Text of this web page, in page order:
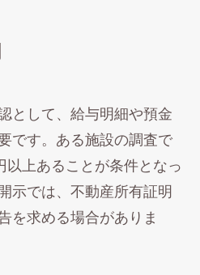
として、給与明細や預金
です。ある施設の調査で
以上あることが条件となっ
示では、不動産所有証明
を求める場合がありま